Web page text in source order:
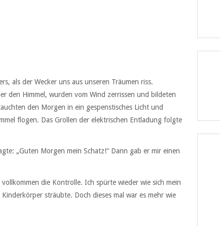
als der Wecker uns aus unseren Träumen riss.
den Himmel, wurden vom Wind zerrissen und bildeten
den Morgen in ein gespenstisches Licht und
flogen. Das Grollen der elektrischen Entladung folgte
„Guten Morgen mein Schatz!“ Dann gab er mir einen
die Kontrolle. Ich spürte wieder wie sich mein
sträubte. Doch dieses mal war es mehr wie